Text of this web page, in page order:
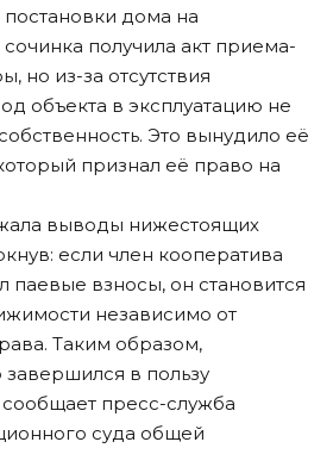
постановки дома на
получила акт приема-
но из-за отсутствия
объекта в эксплуатацию не
Это вынудило её
признал её право на
выводы нижестоящих
если член кооператива
паевые взносы, он становится
независимо от
Таким образом,
в пользу
сообщает пресс-служба
суда общей